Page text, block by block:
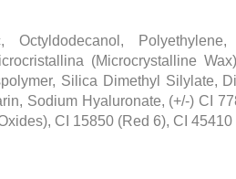
Octyldodecanol,
(Microcrystalline
Silica Dimethyl Silylate,
Sodium Hyaluronate, (+/-) CI
CI 15850 (Red 6), CI